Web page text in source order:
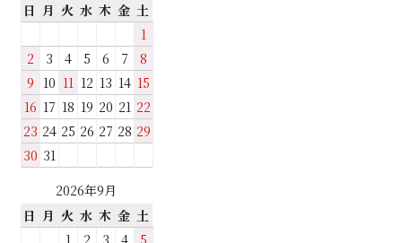
日 月 火 水 木 金 土
1
2
3 4 5 6 7
8
9 10 11 12 13 14 15
16 17 18 19 20 21 22
23 24 25 26 27 28 29
30 31
2026年9月
日 月 火 水 木 金 土